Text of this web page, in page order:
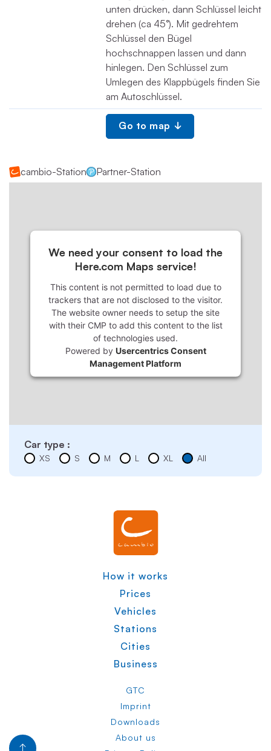
unten drücken, dann Schlüssel leicht
drehen (ca 45°). Mit gedrehtem
Schlüssel den Bügel
hochschnappen lassen und dann
hinlegen. Den Schlüssel zum
Umlegen des Klappbügels finden Sie
am Autoschlüssel.
Go to map
cambio-Station Partner-Station
We need your consent to load the
Here.com Maps service!
This content is not permitted to load due to
trackers that are not disclosed to the visitor.
The website owner needs to setup the site
with their CMP to add this content to the list
of technologies used.
Powered by Usercentrics Consent
Management Platform
Car type :
XS S M L XL All
How it works
Prices
Vehicles
Stations
Cities
Business
GTC
Imprint
Downloads
About us